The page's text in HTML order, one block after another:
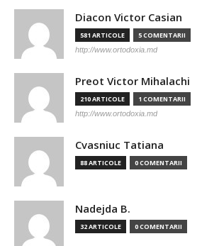
Diacon Victor Casian
581 ARTICOLE 5 COMENTARII
http://www.ortodoxia.md
Preot Victor Mihalachi
210 ARTICOLE 1 COMENTARII
http://www.ortodoxia.md
Cvasniuc Tatiana
88 ARTICOLE 0 COMENTARII
Nadejda B.
32 ARTICOLE 0 COMENTARII